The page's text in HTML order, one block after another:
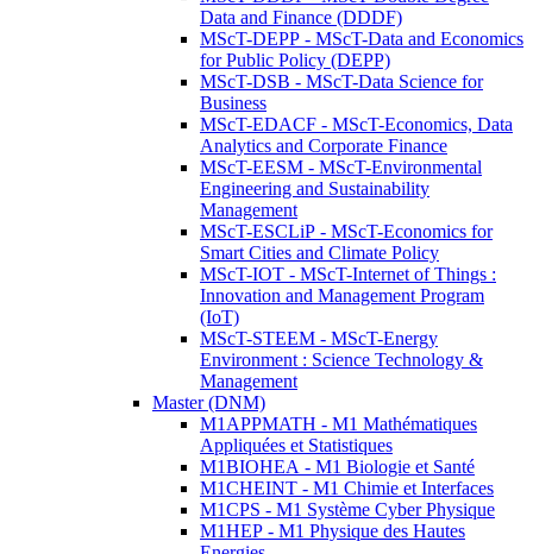
Data and Finance (DDDF)
MScT-DEPP - MScT-Data and Economics
for Public Policy (DEPP)
MScT-DSB - MScT-Data Science for
Business
MScT-EDACF - MScT-Economics, Data
Analytics and Corporate Finance
MScT-EESM - MScT-Environmental
Engineering and Sustainability
Management
MScT-ESCLiP - MScT-Economics for
Smart Cities and Climate Policy
MScT-IOT - MScT-Internet of Things :
Innovation and Management Program
(IoT)
MScT-STEEM - MScT-Energy
Environment : Science Technology &
Management
Master (DNM)
M1APPMATH - M1 Mathématiques
Appliquées et Statistiques
M1BIOHEA - M1 Biologie et Santé
M1CHEINT - M1 Chimie et Interfaces
M1CPS - M1 Système Cyber Physique
M1HEP - M1 Physique des Hautes